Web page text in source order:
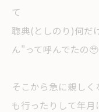
て
聦典(としのり)何だ
ん"って呼んでたの🥹
そこから急に親し
も行ったりして年